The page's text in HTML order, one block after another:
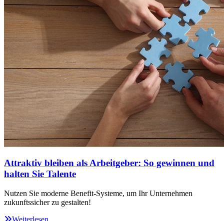
Attraktiv bleiben als Arbeitgeber: So gewinnen und
halten Sie Talente
Nutzen Sie moderne Benefit-Systeme, um Ihr Unternehmen
zukunftssicher zu gestalten!